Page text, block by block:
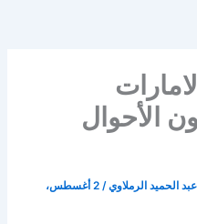
الأحوال
الحميد الرملاوي/
2 أغسطس،